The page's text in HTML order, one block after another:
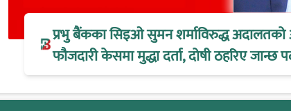
प्रभु बैंकका सिइओ सुमन शर्माविरुद्ध अदालतको
फौजदारी केसमा मुद्धा दर्ता, दोषी ठहरिए जान्छ